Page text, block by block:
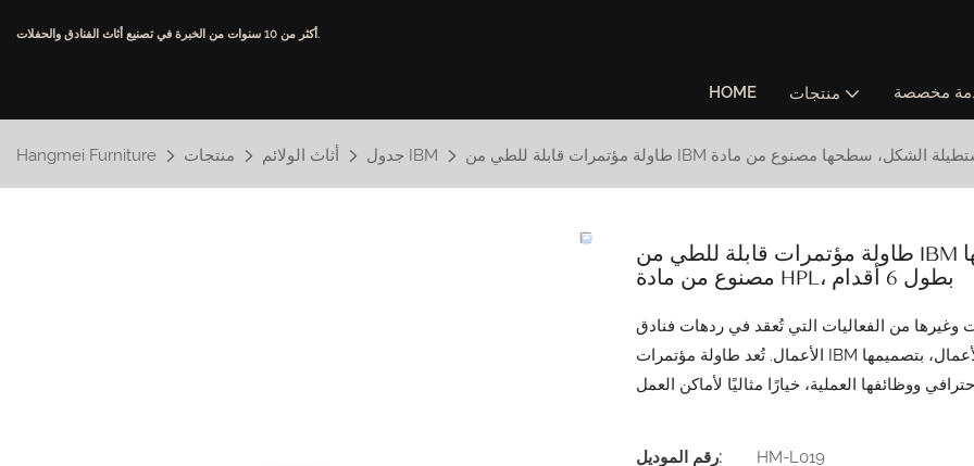
أكثر من 10 سنوات من الخبرة في تصنيع أثاث الفنادق والحفلات.
HOME منتجات مخصصة
Hangmei Furniture منتجات أثاث الولائم جدول IBM
طاولة مؤتمرات قابلة للطي من IBM في بهو فندق أعمال، مستطيلة الشكل، سطحها
مصنوع من مادة HPL، بطول 6 أقدام
وغيرها من الفعاليات التي تُعقد في ردهات فنادق
الأعمال. تُعد طاولة مؤتمرات IBM القابلة للطي هذه، بطول 6 أقدام، والمخصصة لردهات فنادق الأعمال، بتصميمها
رقم الموديل: HM-L019